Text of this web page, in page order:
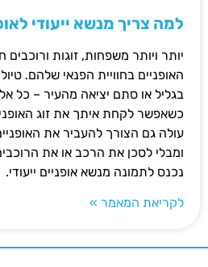
למה צריך מנשא ייעודי
יותר ויותר משפחות, זוגות
האופניים בחוויית הפנאי שלהם.
בגליל או סתם יציאה מהעיר – כל
כשאפשר לקחת איתך את זוג
עולה גם הצורך להעביר את
ומבלי לסכן את הרכב או את
נכנס לתמונה מנשא אופניים ייעודי.
לקריאת המאמר »